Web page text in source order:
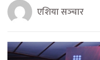
एशिया सञ्‍चार